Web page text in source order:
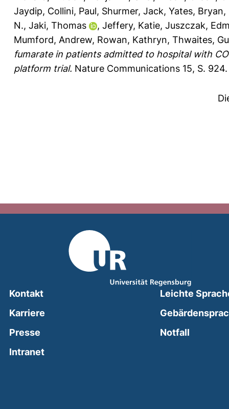
Jaydip, Collini, Paul, Shurmer, Jack, Yates, Bryan,
N., Jaki, Thomas , Jeffery, Katie, Juszczak,
Mumford, Andrew, Rowan, Kathryn, Thwaites,
fumarate in patients admitted to hospital with
platform trial. Nature Communications 15, S. 924.
Kontakt
Karriere
Presse
Intranet(external link, opens in a new window)
Leichte
Notfall